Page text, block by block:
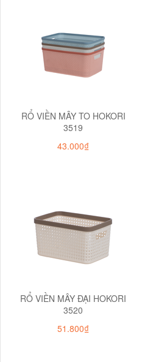
RỔ VIỀN MÂY TO HOKORI
3519
43.000₫
RỔ VIỀN MÂY ĐẠI HOKORI
3520
51.800₫